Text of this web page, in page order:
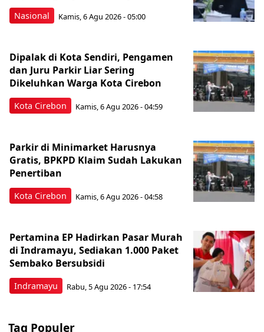
Nasional Kamis, 6 Agu 2026 - 05:00
Kota Cirebon
Dipalak di Kota Sendiri, Pengamen
dan Juru Parkir Liar Sering
Dikeluhkan Warga Kota Cirebon
Kamis, 6 Agu 2026 - 04:59
Kota Cirebon
Parkir di Minimarket Harusnya
Gratis, BPKPD Klaim Sudah Lakukan
Penertiban
Kamis, 6 Agu 2026 - 04:58
Indramayu
Pertamina EP Hadirkan Pasar Murah
di Indramayu, Sediakan 1.000 Paket
Sembako Bersubsidi
Rabu, 5 Agu 2026 - 17:54
Tag Populer